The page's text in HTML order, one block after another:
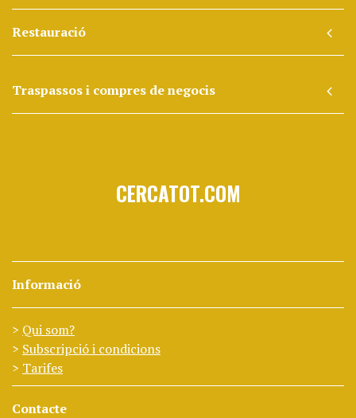
Restauració
Traspassos i compres de negocis
CERCATOT.COM
Informació
Qui som?
Subscripció i condicions
Tarifes
Contacte